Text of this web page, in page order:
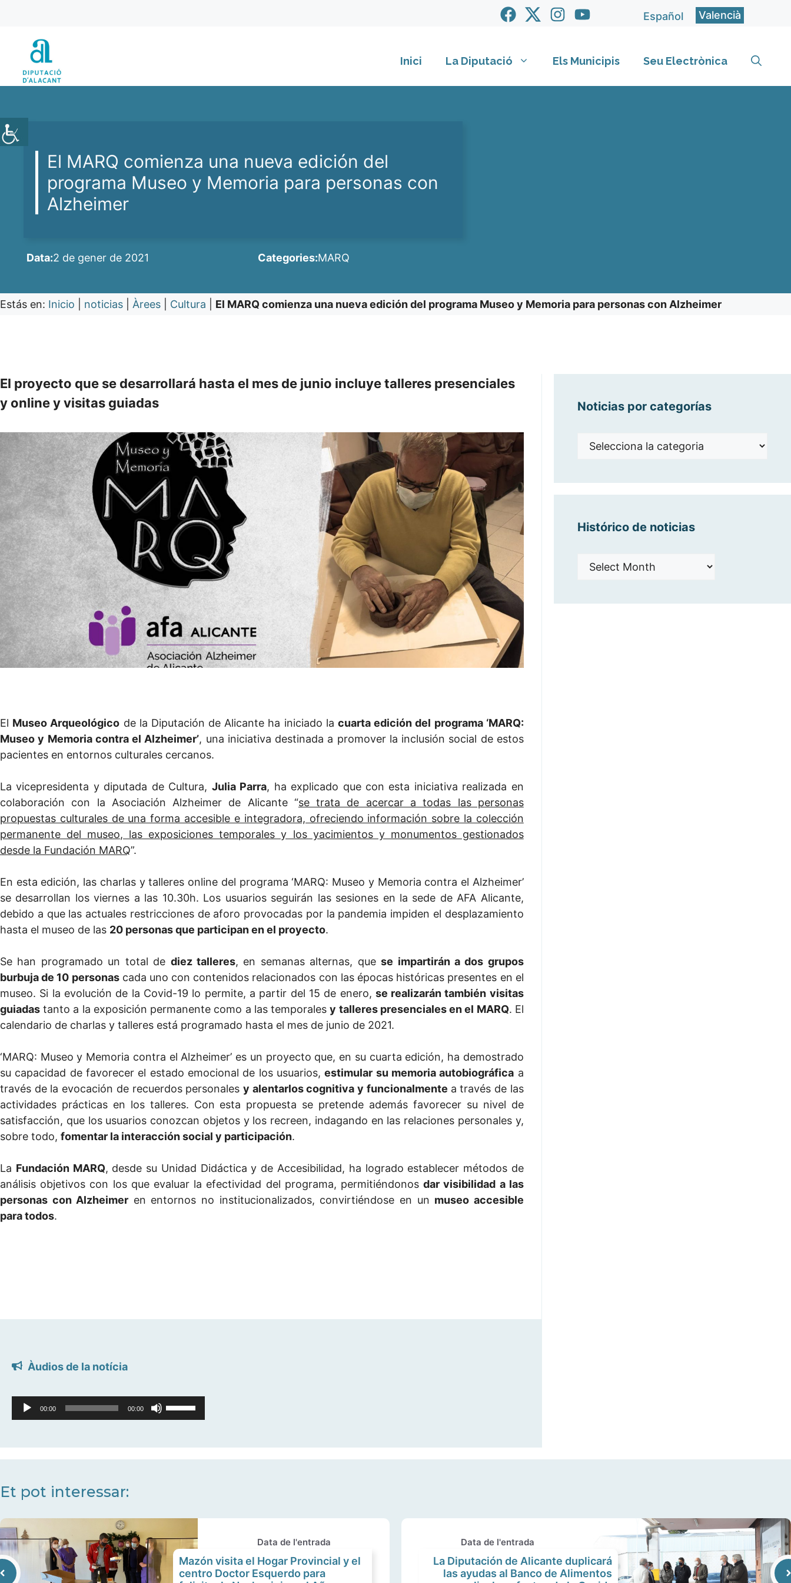
contingut
Español Valencià
Inici La Diputació Els Municipis Seu Electrònica
El MARQ comienza una nueva edición del
programa Museo y Memoria para personas con
Alzheimer
Data:2 de gener de 2021 Categories:MARQ
Estás en: Inicio noticias Àrees Cultura El MARQ comienza una nueva edición del programa Museo y Memoria para personas con Alzheimer
El proyecto que se desarrollará hasta el mes de junio incluye talleres presenciales
y online y visitas guiadas
El Museo Arqueológico de la Diputación de Alicante ha iniciado lacuarta edición del programa ‘MARQ:
Museo y Memoria contra el Alzheimer’, una iniciativa destinada a promover la inclusión social de estos
pacientes en entornos culturales cercanos.
La vicepresidenta y diputada de Cultura, Julia Parra, ha explicado que con esta iniciativa realizada en
colaboración con la Asociación Alzheimer de Alicante “se trata de acercar a todas las personas
propuestas culturales de una forma accesible e integradora, ofreciendo información sobre la colección
permanente del museo, las exposiciones temporales y los yacimientos y monumentos gestionados
desde la Fundación MARQ”.
En esta edición, las charlas y talleres online del programa ‘MARQ: Museo y Memoria contra el Alzheimer’
se desarrollan los viernes a las 10.30h. Los usuarios seguirán las sesiones en la sede de AFA Alicante,
debido a que las actuales restricciones de aforo provocadas por la pandemia impiden el desplazamiento
hasta el museo de las 20 personas que participan en el proyecto.
Se han programado un total de diez talleres, en semanas alternas, quese impartirán a dos grupos
burbuja de 10 personascada uno con contenidos relacionados con las épocas históricas presentes en el
museo. Si la evolución de la Covid-19 lo permite, a partir del 15 de enero, se realizarán también visitas
guiadas tanto a la exposición permanente como a las temporalesy talleres presenciales en el MARQ. El
calendario de charlas y talleres está programado hasta el mes de junio de 2021.
‘MARQ: Museo y Memoria contra el Alzheimer’ es un proyecto que, en su cuarta edición, ha demostrado
su capacidad de favorecer el estado emocional de los usuarios,estimular su memoria autobiográfica a
través de la evocación de recuerdos personalesy alentarlos cognitiva y funcionalmente a través de las
actividades prácticas en los talleres. Con esta propuesta se pretende además favorecer su nivel de
satisfacción, que los usuarios conozcan objetos y los recreen, indagando en las relaciones personales y,
sobre todo, fomentar la interacción social y participación.
La Fundación MARQ, desde su Unidad Didáctica y de Accesibilidad, ha logrado establecer métodos de
análisis objetivos con los que evaluar la efectividad del programa, permitiéndonosdar visibilidad a las
personas con Alzheimer en entornos no institucionalizados, convirtiéndose en un museo accesible
para todos.
Àudios de la notícia
Reproductor
d'àudio
00:00 00:00
Feu
servir
tecles
per
incrementar
Noticias por categorías
Noticias
Histórico de noticias
Histórico
Et pot interessar:
Data de l'entrada
Mazón visita el Hogar Provincial y el
centro Doctor Esquerdo para
Data de l'entrada
La Diputación de Alicante duplicará
las ayudas al Banco de Alimentos